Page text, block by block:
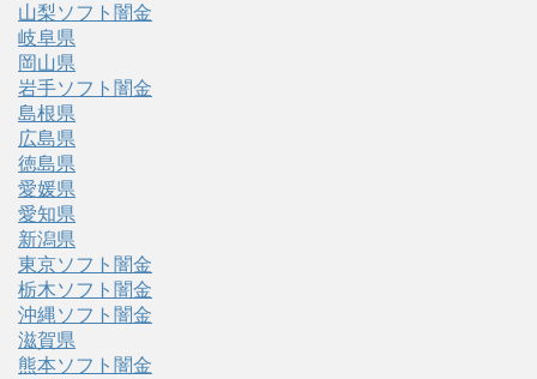
山梨ソフト闇金
岐阜県
岡山県
岩手ソフト闇金
島根県
広島県
徳島県
愛媛県
愛知県
新潟県
東京ソフト闇金
栃木ソフト闇金
沖縄ソフト闇金
滋賀県
熊本ソフト闇金